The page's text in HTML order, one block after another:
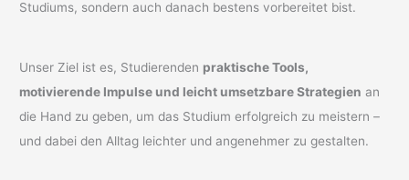
Studiums, sondern auch danach bestens vorbereitet bist.
Unser Ziel ist es, Studierenden praktische Tools,
motivierende Impulse und leicht umsetzbare Strategien an
die Hand zu geben, um das Studium erfolgreich zu meistern –
und dabei den Alltag leichter und angenehmer zu gestalten.